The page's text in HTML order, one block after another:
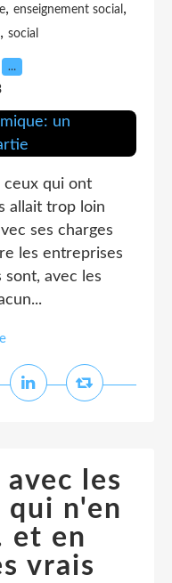
, enseignement social ,
, social
…
ceux qui ont
allait trop loin
ses charges
les entreprises
avec les
les
qui n'en
et en
vrais